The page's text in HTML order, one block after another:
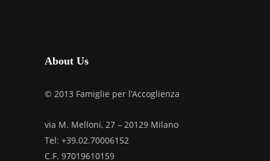
About Us
© 2013 Famiglie per l’Accoglienza
via M. Melloni, 27 – 20129 Milano
Tel: +39.02.70006152
C.F. 97019610159